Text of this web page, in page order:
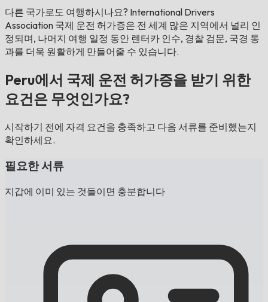
다른 국가로도 여행하시나요? International Drivers
Association 국제 운전 허가증은 전 세계 많은 지역에서 널리 인
정되며, 나머지 여행 일정 동안 렌터카 인수, 경찰 검문, 국경 통
과를 더욱 원활하게 만들어줄 수 있습니다.
Peru에서 국제 운전 허가증을 받기 위한
요건은 무엇인가요?
시작하기 전에 자격 요건을 충족하고 다음 서류를 준비했는지
확인하세요.
필요한 서류
지갑에 이미 있는 것들이면 충분합니다